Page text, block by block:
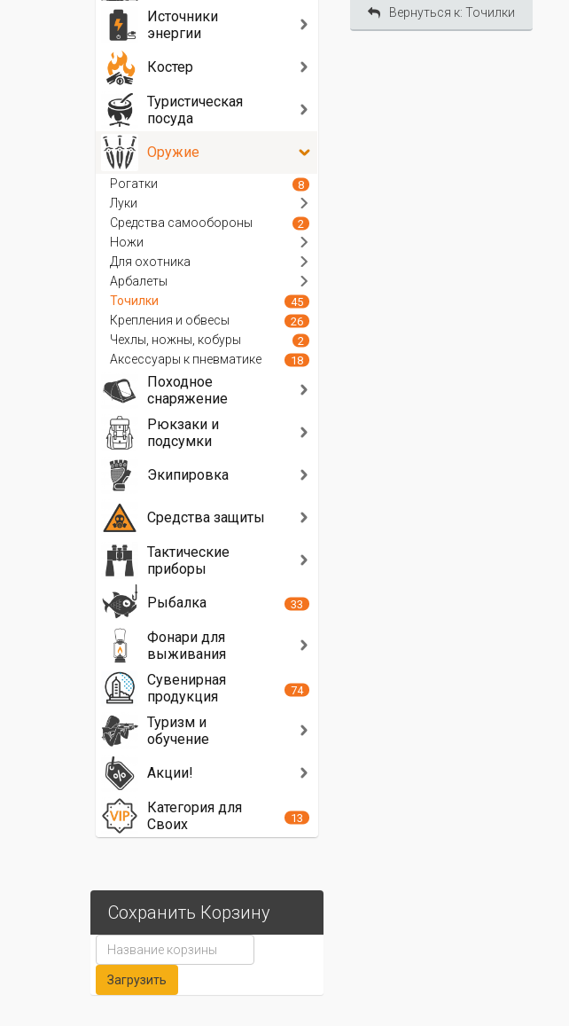
Вернуться к: Точилки
Источники
энергии
Костер
Туристическая
посуда
Оружие
Рогатки 8
Луки
Средства самообороны
2
Ножи
Для охотника
Арбалеты
Точилки
45
Крепления и обвесы 26
Чехлы, ножны, кобуры 2
Аксессуары к пневматике 18
Походное
снаряжение
Рюкзаки и
подсумки
Экипировка
Средства защиты
Тактические
приборы
Рыбалка
33
Фонари для
выживания
Сувенирная
продукция
74
Туризм и
обучение
Акции!
Категория для
Своих
13
Сохранить Корзину